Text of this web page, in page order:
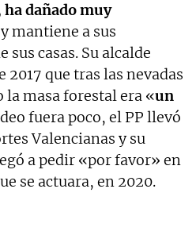
dañado muy
y mantiene a sus
sus casas. Su alcalde
que tras las nevadas
la masa forestal era «un
fuera poco, el PP llevó
Valencianas y su
a pedir «por favor» en
se actuara, en 2020.